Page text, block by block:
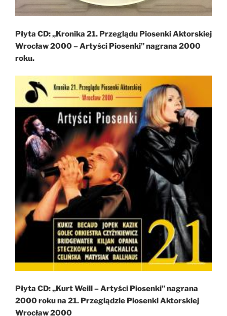
Płyta CD: „Kronika 21. Przeglądu Piosenki Aktorskiej
Wrocław 2000 – Artyści Piosenki” nagrana 2000
roku.
Płyta CD: „Kurt Weill – Artyści Piosenki” nagrana
2000 roku na 21. Przeglądzie Piosenki Aktorskiej
Wrocław 2000